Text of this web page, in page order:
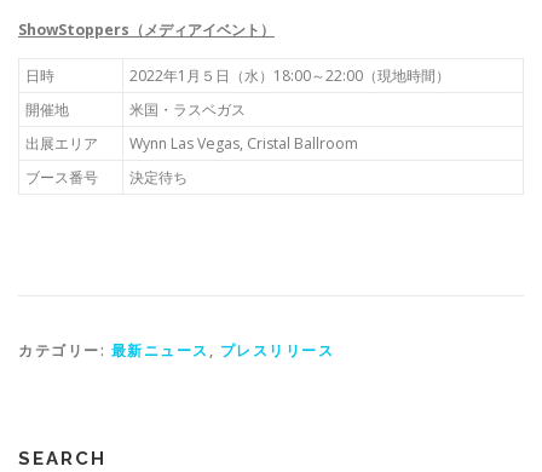
ShowStoppers （メディアイベント）
日時
2022年1月５日（水）18:00～22:00（現地時間）
開催地
米国・ラスベガス
出展エリア
Wynn Las Vegas, Cristal Ballroom
ブース番号
決定待ち
カテゴリー: 最新ニュース , プレスリリース
SEARCH